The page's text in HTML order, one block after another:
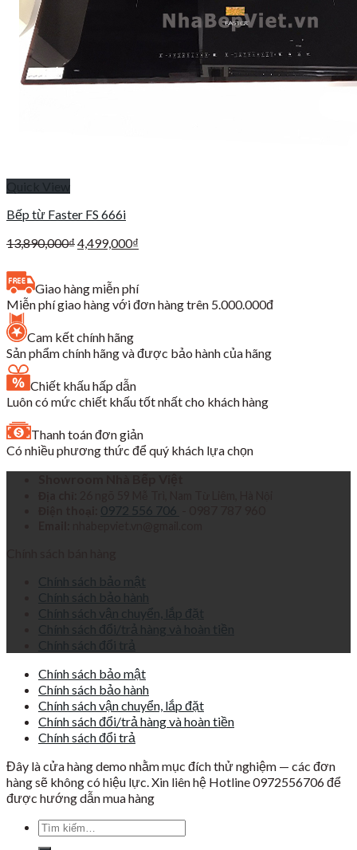
Bếp từ Faster FS 666i
13,890,000₫Giá
13,890,000₫.
4,499,000₫
là:
4,499,000₫.
Giao hàng miễn phí
Miễn phí giao hàng với đơn hàng trên 5.000.000đ
Cam kết chính hãng
Sản phẩm chính hãng và được bảo hành của hãng
Chiết khấu hấp dẫn
Luôn có mức chiết khấu tốt nhất cho khách hàng
Thanh toán đơn giản
Có nhiều phương thức để quý khách lựa chọn
0972 556 706
Chính sách bảo mật
Chính sách bảo hành
Chính sách vận chuyển, lắp đặt
Chính sách đổi/trả hàng và hoàn tiền
Chính sách đổi trả
Chính sách bảo mật
Chính sách bảo hành
Chính sách vận chuyển, lắp đặt
Chính sách đổi/trả hàng và hoàn tiền
Chính sách đổi trả
Đây là cửa hàng demo nhằm mục đích thử nghiệm — các đơn
hàng sẽ không có hiệu lực. Xin liên hệ Hotline 0972556706 để
được hướng dẫn mua hàng
Tìm
kiếm: